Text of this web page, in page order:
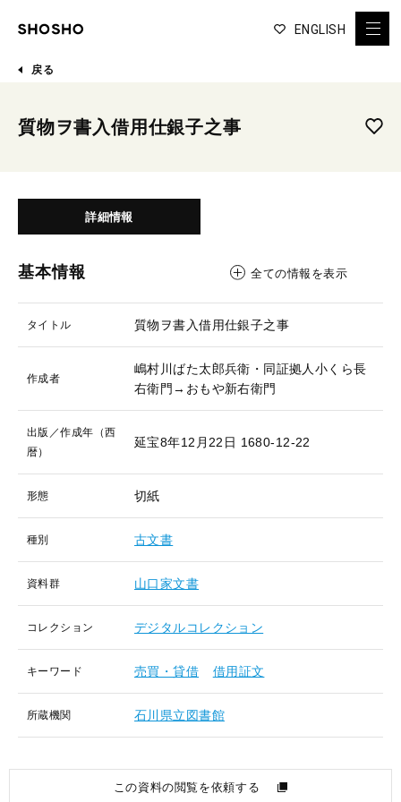
ENGLISH
戻る
質物ヲ書入借用仕銀子之事
詳細情報
基本情報 全ての情報を表示
タイトル 質物ヲ書入借用仕銀子之事
作成者
嶋村川ばた太郎兵衛・同証拠人小くら長
右衛門→おもや新右衛門
出版／作成年（西
暦）
延宝8年12月22日 1680-12-22
形態 切紙
種別 古文書
資料群 山口家文書
コレクション デジタルコレクション
キーワード 売買・貸借 借用証文
所蔵機関 石川県立図書館
この資料の閲覧を依頼する